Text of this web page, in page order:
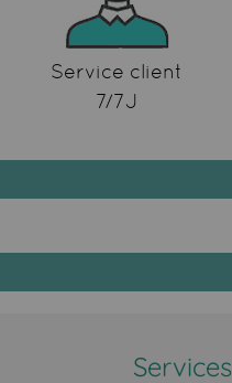
Service client
7/7J
Services